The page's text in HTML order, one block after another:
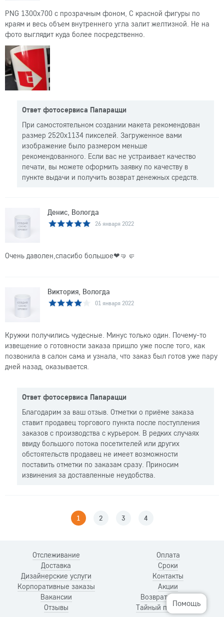
Помощь
PNG 1300x700 с прозрачным фоном, С красной фигуры по
краям и весь объем внутреннего угла залит желтизной. Не на
фото выглядит куда более посредственно.
Ответ фотосервиса Папарацци
При самостоятельном создании макета рекомендован
размер 2520x1134 пикселей. Загруженное вами
изображение было размером меньше
рекомендованного. Если вас не устраивает качество
печати, вы можете оформить заявку по качеству в
пункте выдачи и получить возврат денежных средств.
Денис, Вологда
26 января 2022
Очень даволен,спасибо большое❤🤜🤛
Виктория, Вологда
01 января 2022
Кружки получились чудесные. Минус только один. Почему-то
извещение о готовности заказа пришло уже после того, как
позвонила в салон сама и узнала, что заказ был готов уже пару
дней назад, оказывается.
Ответ фотосервиса Папарацци
Благодарим за ваш отзыв. Отметки о приёме заказа
ставит продавец торгового пункта после поступления
заказов с производства с курьером. В редких случаях
ввиду большого потока посетителей или других
обстоятельств продавец не имеет возможности
поставить отметки по заказам сразу. Приносим
извинения за доставленные неудобства.
1 2 3 4
Отслеживание
Доставка
Оплата
Сроки
Дизайнерские услуги
Корпоративные заказы
Контакты
Акции
Вакансии
Отзывы
Возврат и обмен
Тайный покупатель